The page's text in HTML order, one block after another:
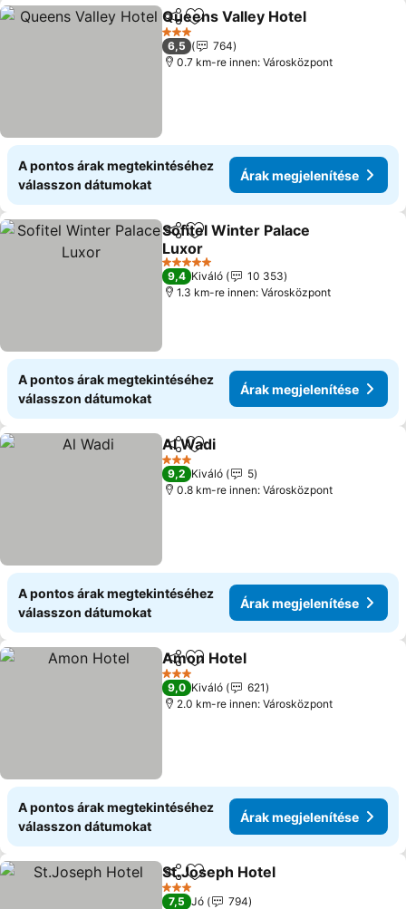
Megosztás
Hozzáadás a kedvencekhez
Queens Valley Hotel
3 Kategória
6,5
764
0.7 km-re innen: Városközpont
A pontos árak megtekintéséhez
válasszon dátumokat
Árak megjelenítése
Megosztás
Hozzáadás a kedvencekhez
Sofitel Winter Palace
Luxor
Árak megjelenítése
5 Kategória
9,4 Kiváló
10 353
1.3 km-re innen: Városközpont
A pontos árak megtekintéséhez
válasszon dátumokat
Árak megjelenítése
MegosztásHozzáadás a kedvencekhez
Al Wadi
3 Kategória
9,2 Kiváló
5
0.8 km-re innen: Városközpont
A pontos árak megtekintéséhez
válasszon dátumokat
Árak megjelenítése
Megosztás
Hozzáadás a kedvencekhez
Amon Hotel
3 Kategória
9,0 Kiváló
621
2.0 km-re innen: Városközpont
A pontos árak megtekintéséhez
válasszon dátumokat
Árak megjelenítése
Megosztás
Hozzáadás a kedvencekhez
St.Joseph Hotel
3 Kategória
7,5 Jó
794